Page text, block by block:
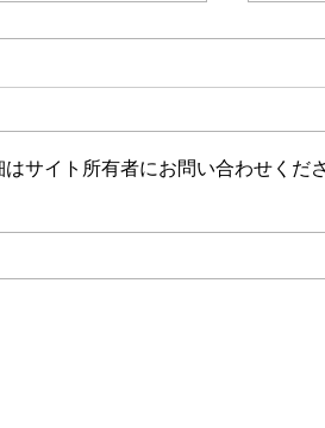
ガラスショーケ
古
サイト所有者にお問い合わせくださ